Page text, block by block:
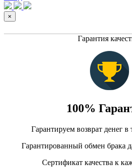
×
Гарантия
100%
Гарантируем возврат денег
Гарантированный обмен брака
Сертификат качества к